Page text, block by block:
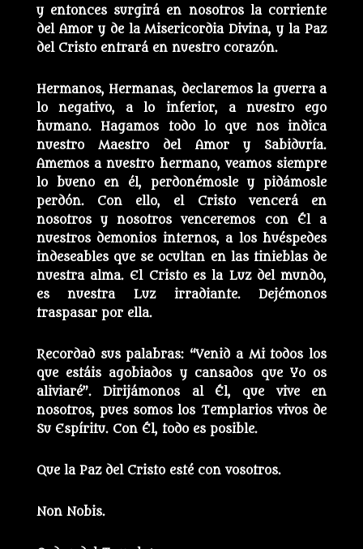
y entonces surgirá en nosotros la corriente
del Amor y de la Misericordia Divina, y la Paz
del Cristo entrará en nuestro corazón.
Hermanos, Hermanas, declaremos la guerra a
lo negativo, a lo inferior, a nuestro ego
humano. Hagamos todo lo que nos indica
nuestro Maestro del Amor y Sabiduría.
Amemos a nuestro hermano, veamos siempre
lo bueno en él, perdonémosle y pidámosle
perdón. Con ello, el Cristo vencerá en
nosotros y nosotros venceremos con Él a
nuestros demonios internos, a los huéspedes
indeseables que se ocultan en las tinieblas de
nuestra alma. El Cristo es la Luz del mundo,
es nuestra Luz irradiante. Dejémonos
traspasar por ella.
Recordad sus palabras: “Venid a Mi todos los
que estáis agobiados y cansados que Yo os
aliviaré”. Dirijámonos al Él, que vive en
nosotros, pues somos los Templarios vivos de
Su Espíritu. Con Él, todo es posible.
Que la Paz del Cristo esté con vosotros.
Non Nobis.